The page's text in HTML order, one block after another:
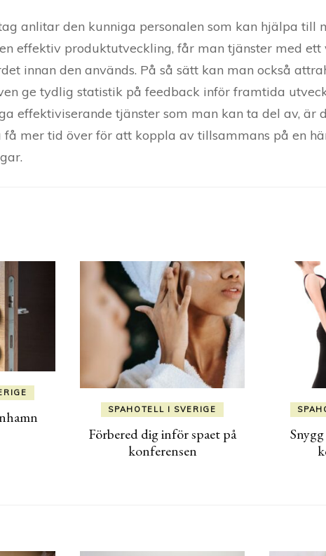
anlitar den kunniga personalen som kan hjälpa till
effektiv produktutveckling, får man tjänster med ett
innan den används. På så sätt kan man också
ge tydlig statistik på feedback inför framtida
effektiviserande tjänster som man kan ta del av, är
få mer tid över för att koppla av tillsammans på en
SPAHOTELL I SVERIGE
Förbered dig inför spaet på
konferensen